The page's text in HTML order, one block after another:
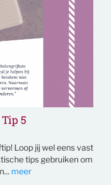
5
Loop jij wel eens vast
tips gebruiken om
meer